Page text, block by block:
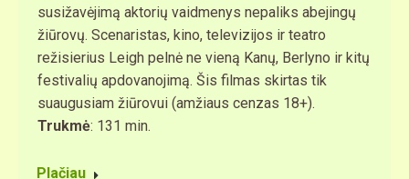
susižavėjimą aktorių vaidmenys nepaliks abejingų
žiūrovų. Scenaristas, kino, televizijos ir teatro
režisierius Leigh pelnė ne vieną Kanų, Berlyno ir kitų
festivalių apdovanojimą. Šis filmas skirtas tik
suaugusiam žiūrovui (amžiaus cenzas 18+).
Trukmė: 131 min.
Plačiau